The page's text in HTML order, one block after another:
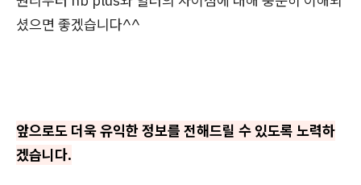
셨으면 좋겠습니다^^
앞으로도 더욱 유익한 정보를 전해드릴 수 있도록 노력하
겠습니다.